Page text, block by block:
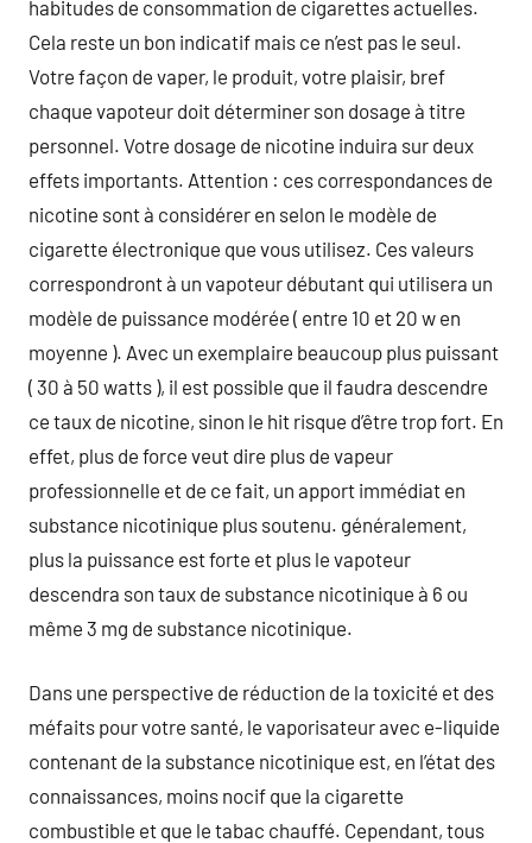
habitudes de consommation de cigarettes actuelles.
Cela reste un bon indicatif mais ce n’est pas le seul.
Votre façon de vaper, le produit, votre plaisir, bref
chaque vapoteur doit déterminer son dosage à titre
personnel. Votre dosage de nicotine induira sur deux
effets importants. Attention : ces correspondances de
nicotine sont à considérer en selon le modèle de
cigarette électronique que vous utilisez. Ces valeurs
correspondront à un vapoteur débutant qui utilisera un
modèle de puissance modérée ( entre 10 et 20 w en
moyenne ). Avec un exemplaire beaucoup plus puissant
( 30 à 50 watts ), il est possible que il faudra descendre
ce taux de nicotine, sinon le hit risque d’être trop fort. En
effet, plus de force veut dire plus de vapeur
professionnelle et de ce fait, un apport immédiat en
substance nicotinique plus soutenu. généralement,
plus la puissance est forte et plus le vapoteur
descendra son taux de substance nicotinique à 6 ou
même 3 mg de substance nicotinique.
Dans une perspective de réduction de la toxicité et des
méfaits pour votre santé, le vaporisateur avec e-liquide
contenant de la substance nicotinique est, en l’état des
connaissances, moins nocif que la cigarette
combustible et que le tabac chauffé. Cependant, tous